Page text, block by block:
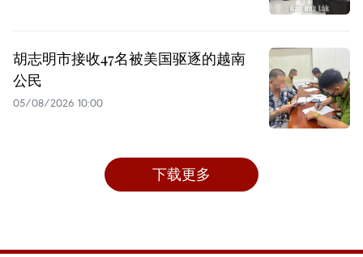
胡志明市接收47名被美国驱逐的越南
公民
05/08/2026 10:00
下载更多